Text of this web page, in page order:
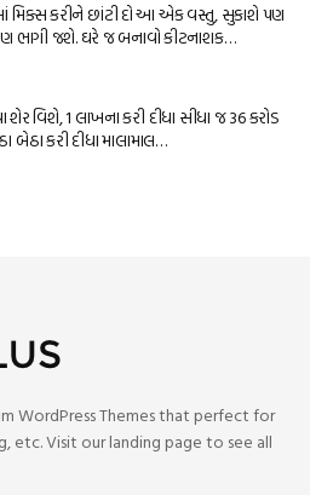
મિક્સ કરીને છાંટી દો આ એક વસ્તુ, સુકાશે પણ
ભાગી જશે. ઘરે જ બનાવો કીટનાશક…
વિશે, 1 લાખના કરી દીધા સીધા જ 36 કરોડ
બેઠા કરી દીધા માલામાલ…
WordPress Themes that perfect for
etc. Visit our landing page to see all